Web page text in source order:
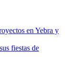
en Yebra y
fiestas de